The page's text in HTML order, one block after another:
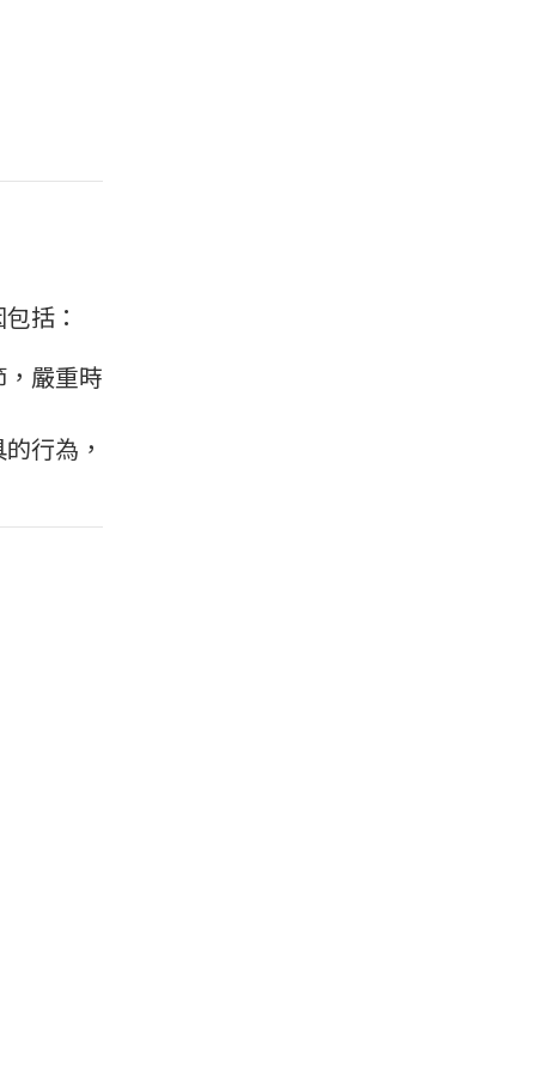
括：
嚴重時
行為，